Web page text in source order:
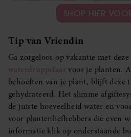
SHOP HIER
Tip van Vriendin
Ga zorgeloos op vakantie met deze
waterdruppelaar voor je planten.
behoeften van je plant, blijft deze
gehydrateerd. Het slimme
de juiste hoeveelheid water en
voor plantenliefhebbers die even
informatie klik op onderstaande